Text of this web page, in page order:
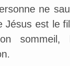
ne
Jésus est le
sommeil,